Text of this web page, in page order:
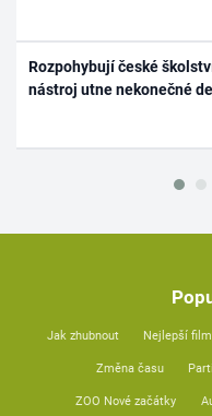
Rozpohybují české
nástroj utne nekonečné
Jak zhubnout Nejlepší
Změna času
ZOO Nové začátky